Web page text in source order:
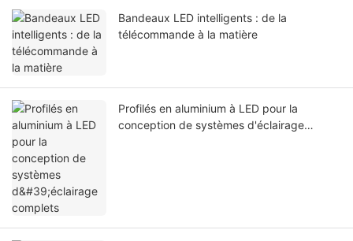
Bandeaux LED intelligents : de la
télécommande à la matière
Profilés en aluminium à LED pour la
conception de systèmes d'éclairage